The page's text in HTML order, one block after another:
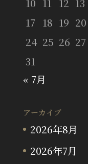
10 11 12 13
17 18 19 20
24 25 26 27
31
« 7月
アーカイブ
2026年8月
2026年7月